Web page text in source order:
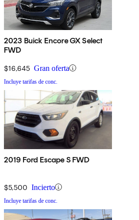
2023 Buick Encore GX Select
FWD
$16,645 Gran oferta
Incluye tarifas de conc.
2019 Ford Escape S FWD
$5,500 Incierto
Incluye tarifas de conc.